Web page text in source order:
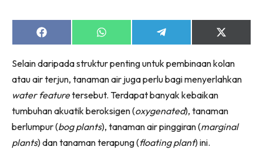
Dapur
Ruang Makan
Make Over
Bilik Air
Bilik Tidur
Dapur
Share
on
Share
on
Share
on
Share
on
(Twitter)
Selain daripada struktur penting untuk pembinaan kolan
atau air terjun, tanaman air juga perlu bagi menyerlahkan
water featuretersebut. Terdapat banyak kebaikan
tumbuhan akuatik beroksigen (oxygenated), tanaman
berlumpur (bog plants), tanaman air pinggiran (marginal
plants) dan tanaman terapung (floating plant) ini.